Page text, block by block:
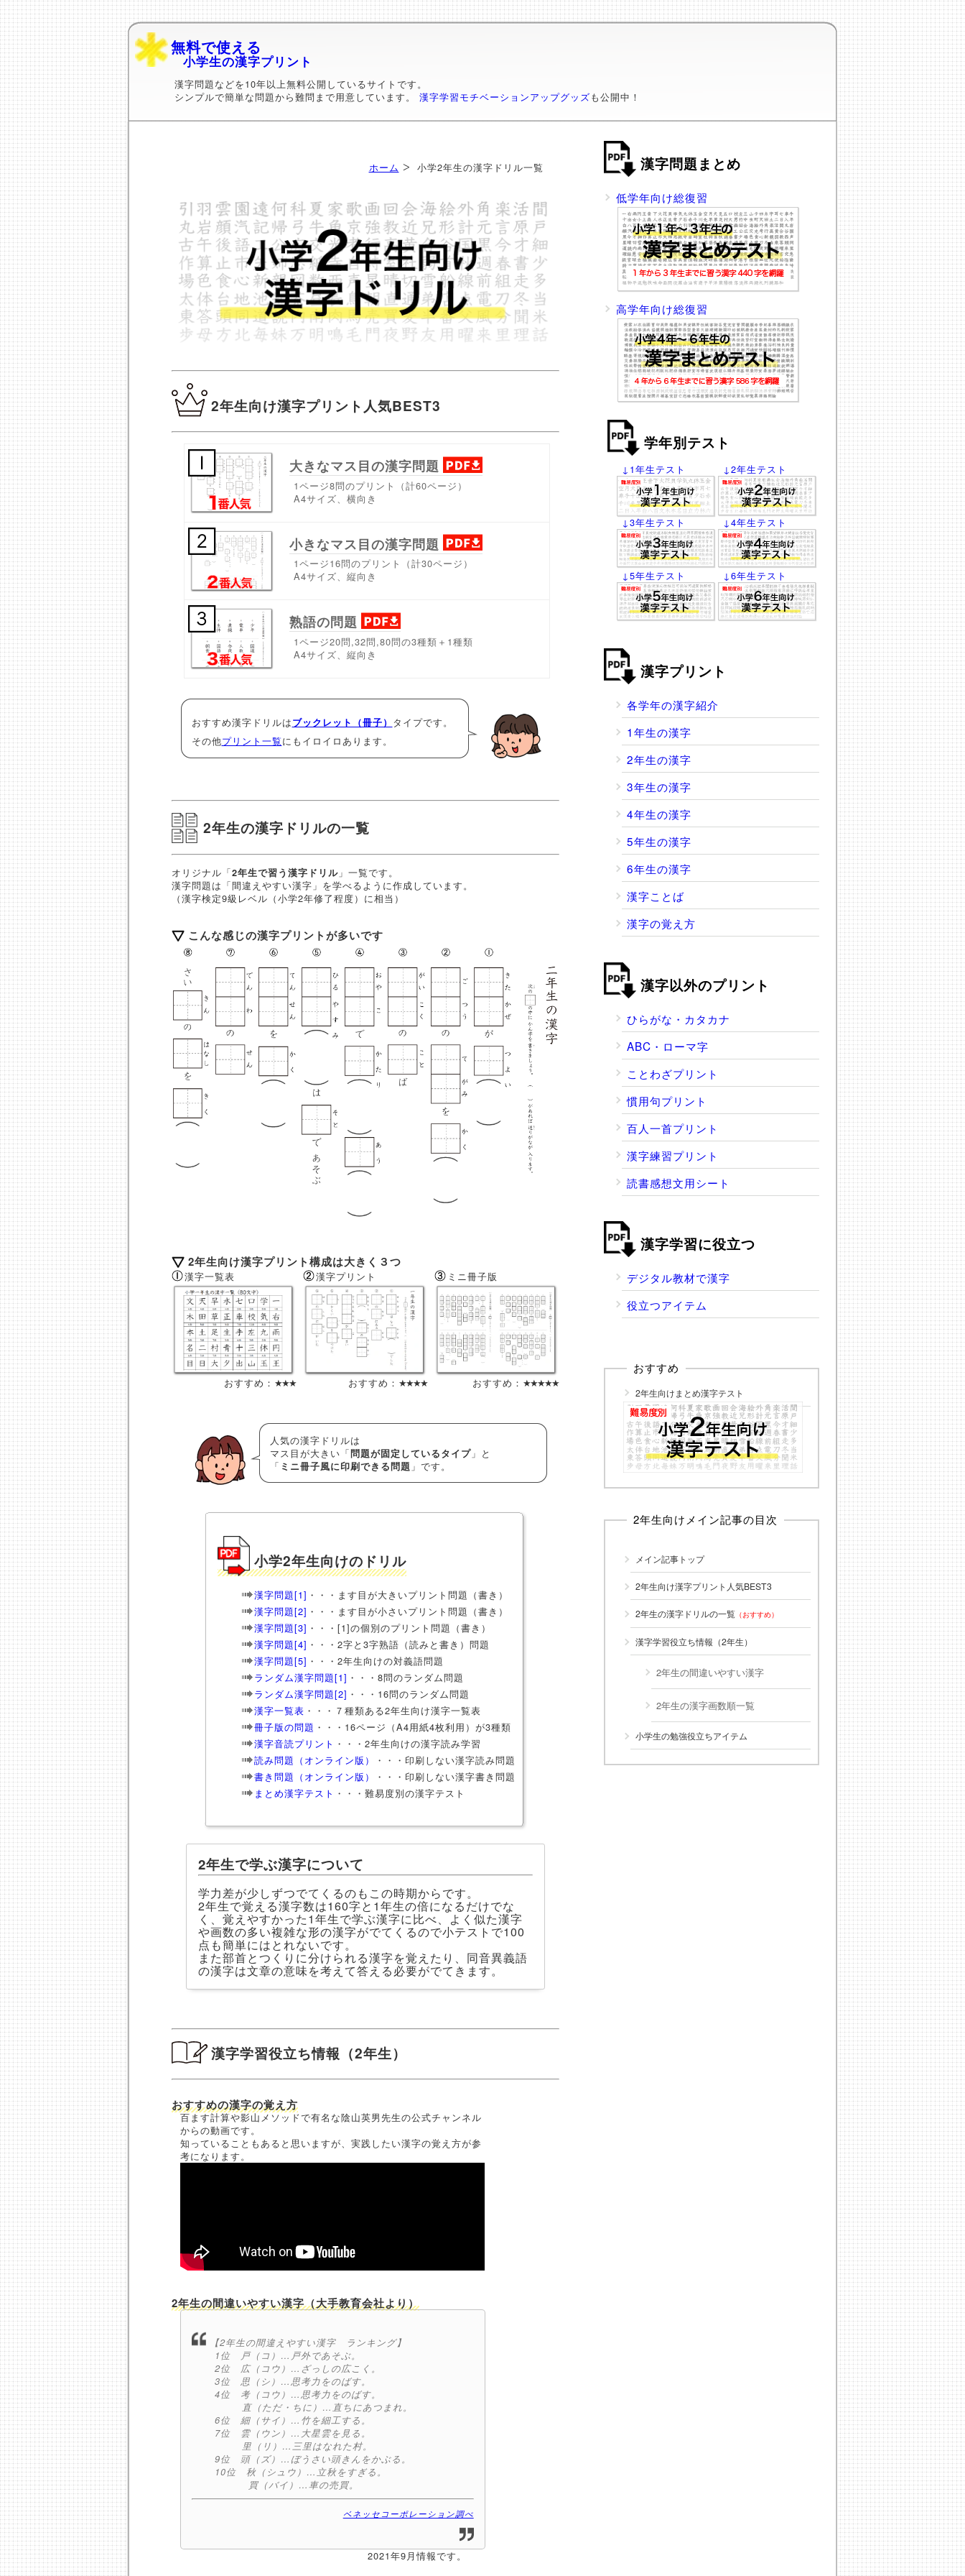
無料で使える
小学生の漢字プリント
漢字問題などを10年以上無料公開しているサイトです。
シンプルで簡単な問題から難問まで用意しています。
漢字学習モチベーションアップグッズも公開中！
漢字問題まとめ
低学年向け総復習
高学年向け総復習
学年別テスト
↓1年生テスト ↓2年生テスト
↓3年生テスト ↓4年生テスト
↓5年生テスト ↓6年生テスト
漢字プリント
各学年の漢字紹介
1年生の漢字
2年生の漢字
3年生の漢字
4年生の漢字
5年生の漢字
6年生の漢字
漢字ことば
漢字の覚え方
漢字以外のプリント
ひらがな・カタカナ
ABC・ローマ字
ことわざプリント
慣用句プリント
百人一首プリント
漢字練習プリント
読書感想文用シート
漢字学習に役立つ
デジタル教材で漢字
役立つアイテム
おすすめ
2年生向けまとめ漢字テスト
2年生向けメイン記事の目次
メイン記事トップ
2年生向け漢字プリント人気BEST3
2年生の漢字ドリルの一覧（おすすめ）
漢字学習役立ち情報（2年生）
2年生の間違いやすい漢字
2年生の漢字画数順一覧
小学生の勉強役立ちアイテム
ホーム 小学2年生の漢字ドリル一覧
2年生向け漢字プリント人気BEST3
大きなマス目の漢字問題
1ページ8問のプリント（計60ページ）
A4サイズ、横向き
小きなマス目の漢字問題
1ページ16問のプリント（計30ページ）
A4サイズ、縦向き
熟語の問題
1ページ20問,32問,80問の3種類＋1種類
A4サイズ、縦向き
おすすめ漢字ドリルはブックレット（冊子） タイプです。
その他プリント一覧にもイロイロあります。
2年生の漢字ドリルの一覧
オリジナル「2年生で習う漢字ドリル」一覧です。
漢字問題は「間違えやすい漢字」を学べるように作成しています。
（漢字検定9級レベル（小学2年修了程度）に相当）
こんな感じの漢字プリントが多いです
2年生向け漢字プリント構成は大きく３つ
漢字一覧表 漢字プリント ミニ冊子版
おすすめ： ★★★ おすすめ： ★★★★ おすすめ： ★★★★★
人気の漢字ドリルは
マス目が大きい「問題が固定しているタイプ」と
「 ミニ冊子風に印刷できる問題 」です。
小学2年生向けのドリル
漢字問題[1] ・・・ます目が大きいプリント問題（書き）
漢字問題[2] ・・・ます目が小さいプリント問題（書き）
漢字問題[3] ・・・[1]の個別のプリント問題（書き）
漢字問題[4] ・・・2字と3字熟語（読みと書き）問題
漢字問題[5] ・・・2年生向けの対義語問題
ランダム漢字問題[1] ・・・8問のランダム問題
ランダム漢字問題[2] ・・・16問のランダム問題
漢字一覧表 ・・・７種類ある2年生向け漢字一覧表
冊子版の問題 ・・・16ページ（A4用紙4枚利用）が3種類
漢字音読プリント ・・・2年生向けの漢字読み学習
読み問題（オンライン版）
・・・印刷しない漢字読み問題
書き問題（オンライン版）
・・・印刷しない漢字書き問題
まとめ漢字テスト ・・・難易度別の漢字テスト
2年生で学ぶ漢字について
学力差が少しずつでてくるのもこの時期からです。
2年生で覚える漢字数は160字と1年生の倍になるだけでな
く、覚えやすかった1年生で学ぶ漢字に比べ、よく似た漢字
や画数の多い複雑な形の漢字がでてくるので小テストで100
点も簡単にはとれないです。
また部首とつくりに分けられる漢字を覚えたり、同音異義語
の漢字は文章の意味を考えて答える必要がでてきます。
漢字学習役立ち情報（2年生）
おすすめの漢字の覚え方
百ます計算や影山メソッドで有名な陰山英男先生の公式チャンネル
からの動画です。
知っていることもあると思いますが、実践したい漢字の覚え方が参
考になります。
2年生の間違いやすい漢字（大手教育会社より）
【2年生の間違えやすい漢字 ランキング】
1位 戸（コ）…戸外であそぶ。
2位 広（コウ）…ざっしの広こく。
3位 思（シ）…思考力をのばす。
4位 考（コウ）…思考力をのばす。
直（ただ・ちに）…直ちにあつまれ。
6位 細（サイ）…竹を細工する。
7位 雲（ウン）…大星雲を見る。
里（リ）…三里はなれた村。
9位 頭（ズ）…ぼうさい頭きんをかぶる。
10位 秋（シュウ）…立秋をすぎる。
買（バイ）…車の売買。
ベネッセコーポレーション調べ
2021年9月情報です。